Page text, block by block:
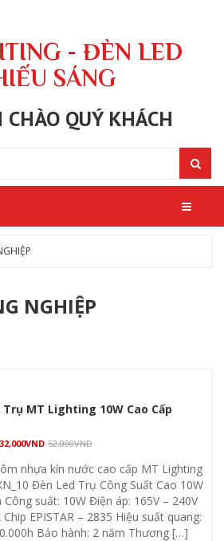
- ĐÈN LED
SÁNG
QUÝ KHÁCH
NGHIỆP
MT Lighting 10W Cao Cấp
32,000VND 52,000VND
nhựa kín nước cao cấp MT Lighting
Đèn Led Trụ Công Suất Cao 10W
suất: 10W Điện áp: 165V – 240V
EPISTAR – 2835 Hiệu suất quang:
Bảo hành: 2 năm Thương […]